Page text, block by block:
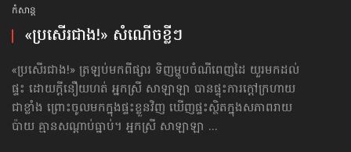
កំសាន្ដ
«ប្រសើរជាង!» សំណើចខ្លីៗ
«ប្រសើរជាង!» ត្រឡប់មកពីផ្សារ ទិញម្ហូបចំណីពេញដៃ យួរមកដល់
ផ្ទះ ដោយក្ដីនឿយហត់ អ្នកស្រី សាឡាឡា បានផ្ទុះការក្ដៅ​ក្រហាយ​
ជាខ្លាំង ព្រោះចូលមកក្នុង​ផ្ទះ​ខ្លួន​វិញ ឃើញផ្ទះស្ថិតក្នុងសភាពរាយ
ប៉ាយ គ្មានសណ្ដាប់ធ្នាប់។ អ្នកស្រី សាឡាឡា ...